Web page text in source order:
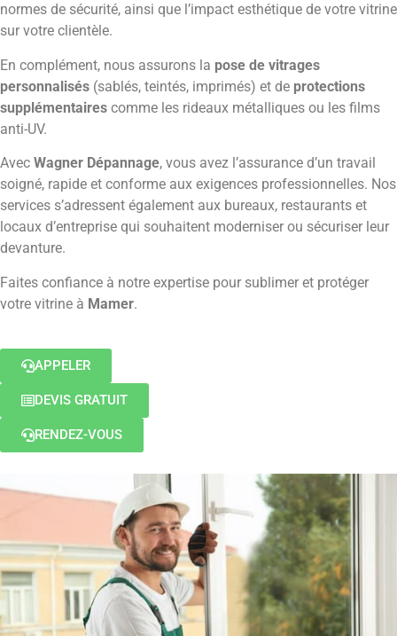
normes de sécurité, ainsi que l’impact esthétique de votre vitrine
sur votre clientèle.
En complément, nous assurons la pose de vitrages
personnalisés (sablés, teintés, imprimés) et de protections
supplémentaires comme les rideaux métalliques ou les films
anti-UV.
Avec Wagner Dépannage, vous avez l’assurance d’un travail
soigné, rapide et conforme aux exigences professionnelles. Nos
services s’adressent également aux bureaux, restaurants et
locaux d’entreprise qui souhaitent moderniser ou sécuriser leur
devanture.
Faites confiance à notre expertise pour sublimer et protéger
votre vitrine à Mamer.
APPELER
DEVIS GRATUIT
RENDEZ-VOUS